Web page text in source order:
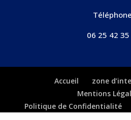
06 25 42 35
Accueil
zone
Mentions
Politique de Confidentialité